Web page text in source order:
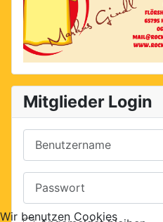
Mitglieder Login
Wir benutzen Cookies